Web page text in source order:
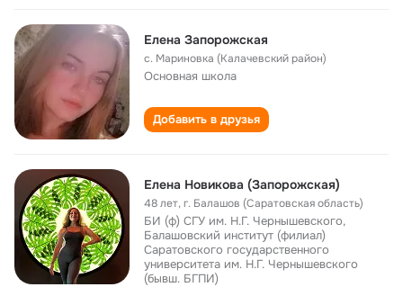
Елена Запорожская
с. Мариновка (Калачевский район)
Основная школа
Добавить в друзья
Елена Новикова (Запорожская)
48 лет,г. Балашов (Саратовская область)
БИ (ф) СГУ им. Н.Г. Чернышевского,
Балашовский институт (филиал)
Саратовского государственного
университета им. Н.Г. Чернышевского
(бывш. БГПИ)